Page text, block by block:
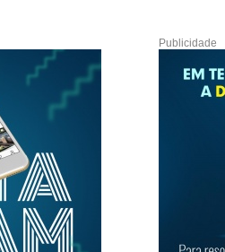
Publicidade